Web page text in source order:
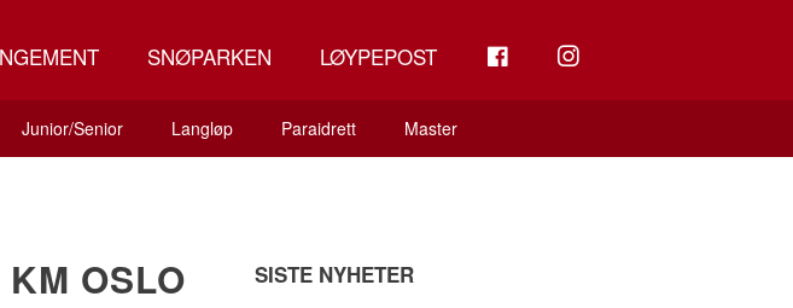
SNØPARKEN LØYPEPOST INSTAGRAM
Junior/Senior Langløp Paraidrett Master
OSLO SISTE NYHETER